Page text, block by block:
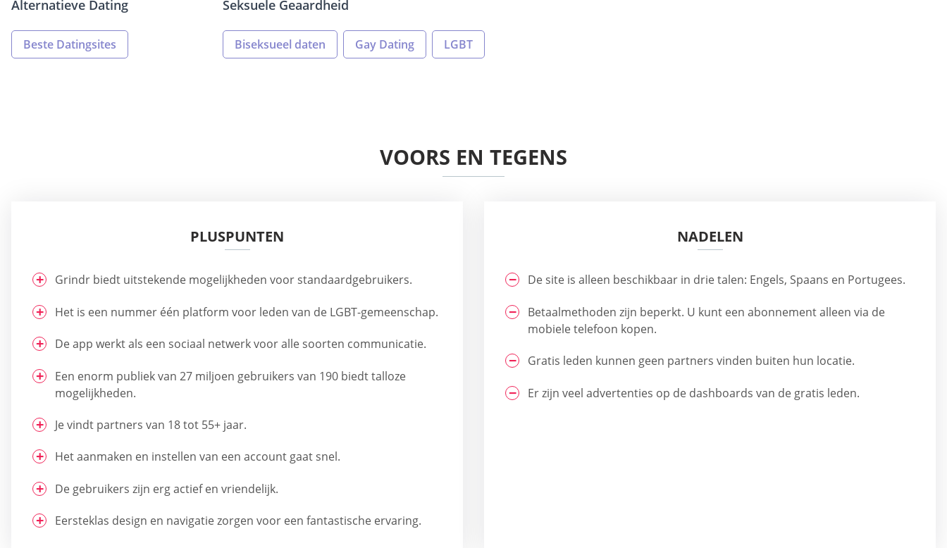
Alternatieve Dating
Beste Datingsites
Seksuele Geaardheid
Biseksueel daten Gay Dating LGBT
VOORS EN TEGENS
PLUSPUNTEN
Grindr biedt uitstekende mogelijkheden voor standaardgebruikers.
Het is een nummer één platform voor leden van de LGBT-gemeenschap.
De app werkt als een sociaal netwerk voor alle soorten communicatie.
Een enorm publiek van 27 miljoen gebruikers van 190 biedt talloze
mogelijkheden.
Je vindt partners van 18 tot 55+ jaar.
Het aanmaken en instellen van een account gaat snel.
De gebruikers zijn erg actief en vriendelijk.
Eersteklas design en navigatie zorgen voor een fantastische ervaring.
NADELEN
De site is alleen beschikbaar in drie talen: Engels, Spaans en Portugees.
Betaalmethoden zijn beperkt. U kunt een abonnement alleen via de
mobiele telefoon kopen.
Gratis leden kunnen geen partners vinden buiten hun locatie.
Er zijn veel advertenties op de dashboards van de gratis leden.